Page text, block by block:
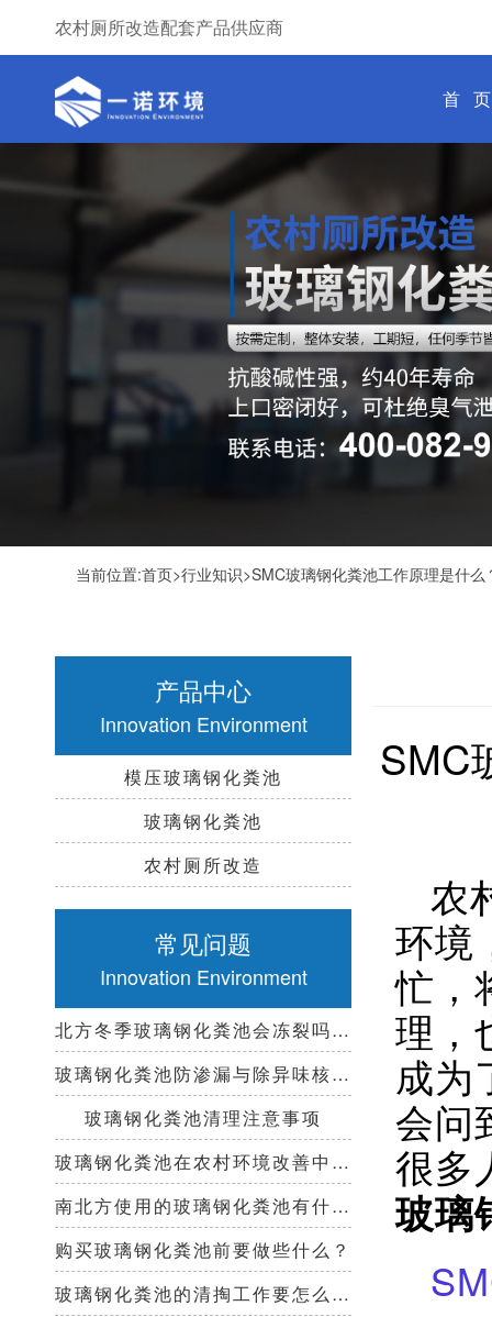
农村厕所改造配套产品供应商
首 页
当前位置:首页>行业知识>SMC玻璃钢化粪池工作原理是什
产品中心
Innovation Environment
模压玻璃钢化粪池
玻璃钢化粪池
农村厕所改造
常见问题
Innovation Environment
北方冬季玻璃钢化粪池会冻裂吗？需要保温措施吗？
玻璃钢化粪池防渗漏与除异味核心技术指南
玻璃钢化粪池清理注意事项
玻璃钢化粪池在农村环境改善中起到哪些作用？
南北方使用的玻璃钢化粪池有什么区别？
购买玻璃钢化粪池前要做些什么？
玻璃钢化粪池的清掏工作要怎么做？
SMC
农
环境
忙，
理，
成为
会问
很多
玻璃